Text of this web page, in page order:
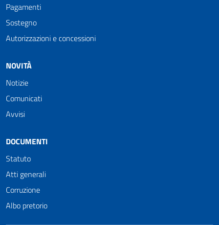
Pagamenti
Sostegno
Autorizzazioni e concessioni
NOVITÀ
Notizie
Comunicati
Avvisi
DOCUMENTI
Statuto
Atti generali
Corruzione
Albo pretorio